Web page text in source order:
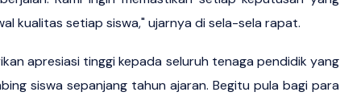
kualitas setiap siswa," ujarnya di sela-sela rapat.
apresiasi tinggi kepada seluruh tenaga pendidik yang
siswa sepanjang tahun ajaran. Begitu pula bagi para